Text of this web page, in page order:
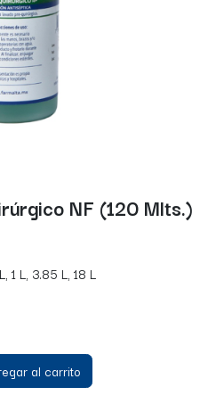
NF (120 Mlts.)
1 L, 3.85 L, 18 L
al carrito